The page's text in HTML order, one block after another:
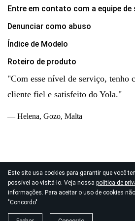
Este site usa cookies para garantir que você
possível ao visitá-lo. Veja nossa política de
informações. Para aceitar o uso de cookies
"Concordo"
Entre em contato com a equipe de
Denunciar como abuso
Índice de Modelo
Roteiro de produto
"Com esse nível de serviço, tenho
cliente fiel e satisfeito do Yola."
— Helena, Gozo, Malta
© 2026
Direitos autorais Yola Inc. Todos os
Política de Privacidade
Processamento de Dados